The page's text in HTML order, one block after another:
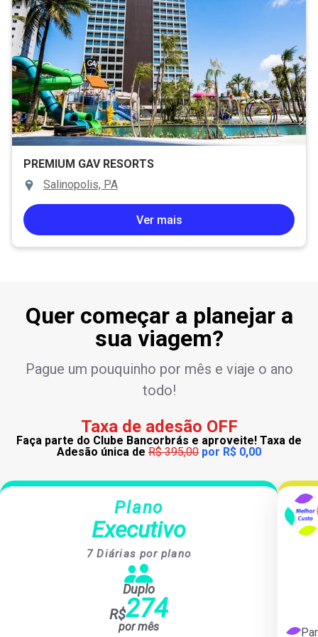
PREMIUM GAV RESORTS
Salinopolis, PA
Ver mais
Quer começar a planejar a
sua viagem?
Pague um pouquinho por mês e viaje o ano
todo!
Taxa de adesão OFF
Faça parte do Clube Bancorbrás e aproveite! Taxa de
Adesão única de R$ 395,00 por R$ 0,00
Plano
Executivo
7 Diárias por plano
Duplo
R$274
por mês
Plano
Executivo
Duplo
Mais de 80.000 hotéis conveniados no Brasil e no exterior
Café da manhã incluso em hotéis nacionais
Desconto em passagens aéreas e locação de carros
Quartos de categoria Superior exclusivos
Atendimento prioritário especializado para clientes do Plano